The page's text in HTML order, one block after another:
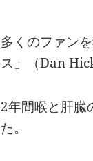
多くのファン
ス」（Dan
2年間喉と肝臓
た。